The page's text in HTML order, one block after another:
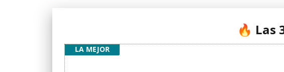
🔥 Las
LA MEJOR